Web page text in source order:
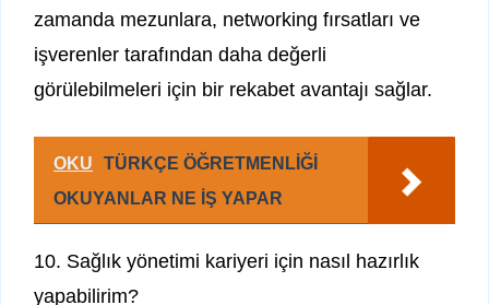
zamanda mezunlara, networking fırsatları ve
işverenler tarafından daha değerli
görülebilmeleri için bir rekabet avantajı sağlar.
OKU
TÜRKÇE ÖĞRETMENLİĞİ
OKUYANLAR NE İŞ YAPAR
10. Sağlık yönetimi kariyeri için nasıl hazırlık
yapabilirim?